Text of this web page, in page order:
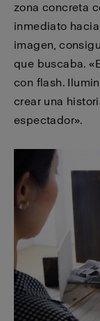
zona concreta
inmediato
imagen,
que buscaba.
con flash.
crear una
espectador».